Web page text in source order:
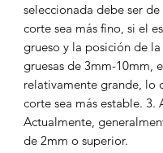
seleccionada debe ser
corte sea más fino, si el
grueso y la posición de
gruesas de 3mm-10mm,
relativamente grande, lo
corte sea más estable. 3.
Actualmente,
de 2mm o superior.